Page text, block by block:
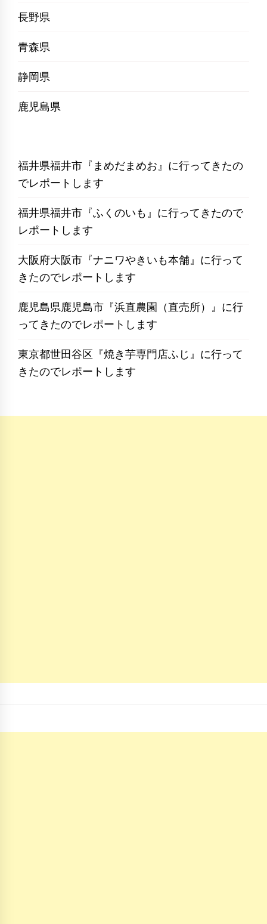
長野県
青森県
静岡県
鹿児島県
福井県福井市『まめだまめお』に行ってきたの
でレポートします
福井県福井市『ふくのいも』に行ってきたので
レポートします
大阪府大阪市『ナニワやきいも本舗』に行って
きたのでレポートします
鹿児島県鹿児島市『浜直農園（直売所）』に行
ってきたのでレポートします
東京都世田谷区『焼き芋専門店ふじ』に行って
きたのでレポートします